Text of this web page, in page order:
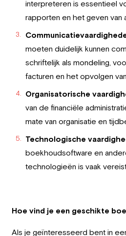
interpreteren is essentieel
rapporten en het geven van
moeten duidelijk kunnen
schriftelijk als mondeling,
facturen en het opvolgen
Organisatorische
van de financiële
mate van organisatie en
Technologische
boekhoudsoftware en
technologieën is vaak
Hoe vind je een geschikte
Als je geïnteresseerd bent in